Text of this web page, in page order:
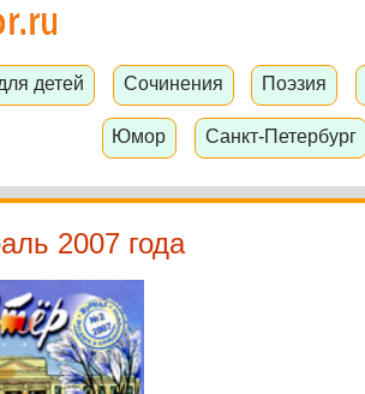
детей Сочинения Поэзия
Юмор Санкт-Петербург
2007 года